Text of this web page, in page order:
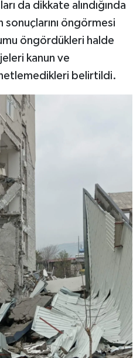
da dikkate alındığında
öngörmesi
öngördükleri halde
kanun ve
belirtildi.